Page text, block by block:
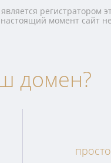
регистратором
момент сайт
домен?